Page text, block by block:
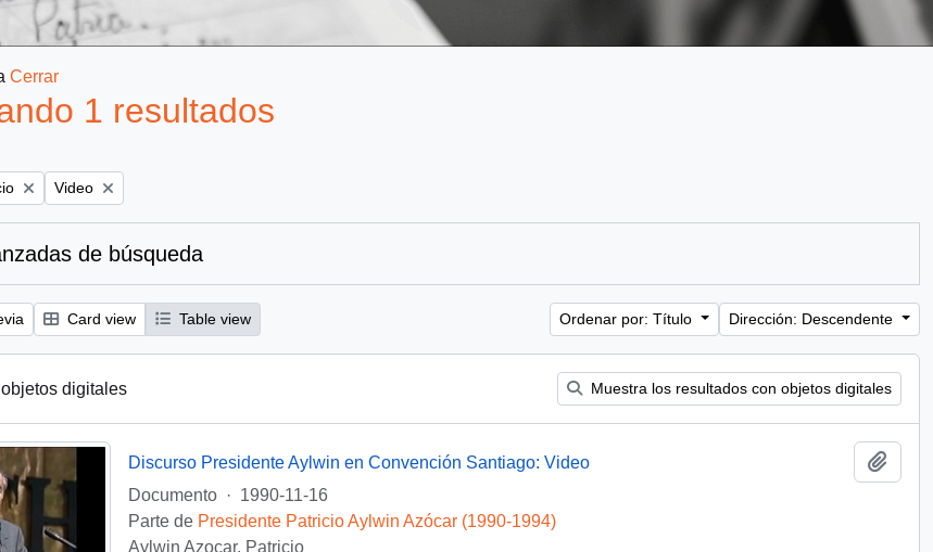
Cerrar
1 resultados
Remove filter:
Video
de búsqueda
Card view Table view Ordenar por: Título Dirección: Descendente
digitales Muestra los resultados con objetos digitales
Discurso Presidente Aylwin en Convención Santiago: Video
Documento
· 1990-11-16
Parte de Presidente Patricio Aylwin Azócar (1990-1994)
Aylwin Azocar, Patricio